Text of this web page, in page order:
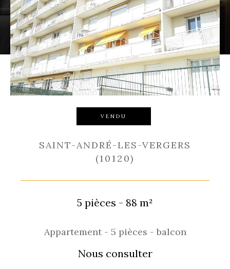
VENDU
SAINT-ANDRÉ-LES-VERGERS
(10120)
5 pièces - 88 m²
Appartement - 5 pièces - balcon
Nous consulter
Budget
Budget
Surface
Surface
Pièces
Pièces